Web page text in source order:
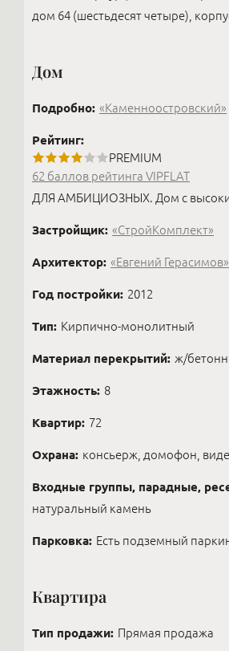
дом 64 (шестьдесят четыре),
Дом
Подробно: «Каменноостровский»
Рейтинг:
PREMIUM
62 баллов рейтинга VIPFLAT
ДЛЯ АМБИЦИОЗНЫХ. Дом с
Застройщик: «СтройКомплект»
Архитектор: «Евгений Герасимов»
Год постройки: 2012
Тип: Кирпично-монолитный
Материал перекрытий: ж/
Этажность: 8
Квартир: 72
Охрана: консьерж, домофон,
Входные группы, парадные,
натуральный камень
Парковка: Есть подземный
Квартира
Тип продажи: Прямая продажа